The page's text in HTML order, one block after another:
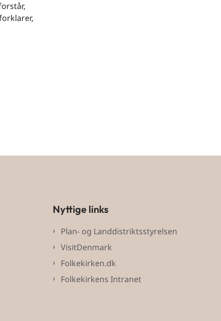
Nyttige links
Plan- og Landdistriktsstyrelsen
VisitDenmark
Folkekirken.dk
Folkekirkens Intranet